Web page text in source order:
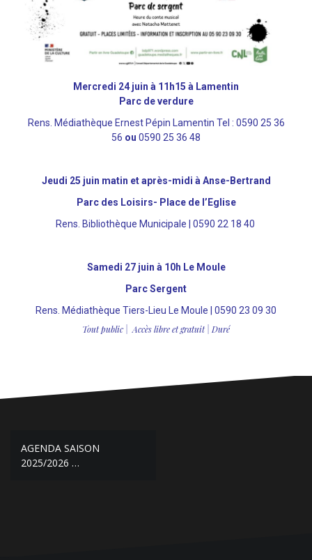
Mercredi 24 juin à 11h15 à Lamentin
Parc de verdure
Rens. Médiathèque Ernest Pépin Lamentin Tel : 0590 25 36
56 ou 0590 25 36 48
Jeudi 25 juin matin et après-midi à Anse-Bertrand
Parc des Loisirs- Place de l’Eglise
Rens. Bibliothèque Municipale | 0590 22 18 40
Samedi 27 juin à 10h Le Moule
Parc Sergent
Rens. Médiathèque Tiers-Lieu Le Moule | 0590 23 09 30
Tout public | Accès libre et gratuit | Duré
AGENDA SAISON
2025/2026 …